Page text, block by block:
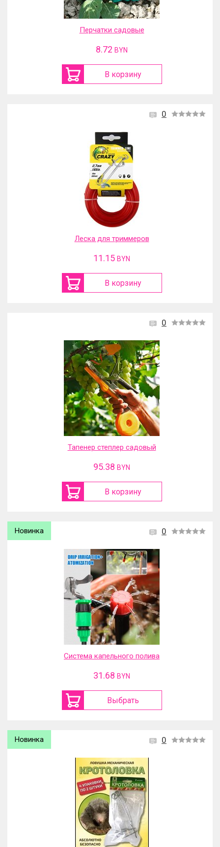
Перчатки садовые
8.72 BYN
В корзину
0
Леска для триммеров
11.15 BYN
В корзину
0
Тапенер степлер садовый
95.38 BYN
В корзину
0
Новинка
Система капельного полива
31.68 BYN
Выбрать
0
Новинка